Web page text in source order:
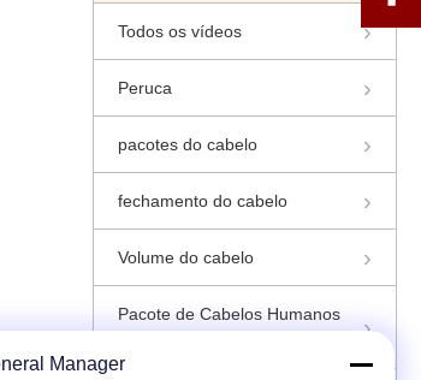
cabelo humano em bruto de
visão de cutícula alinhada de
cores retas
00:05
Todos os vídeos
Peruca
pacotes do cabelo
fechamento do cabelo
Volume do cabelo
Pacote de Cabelos Humanos
Manager